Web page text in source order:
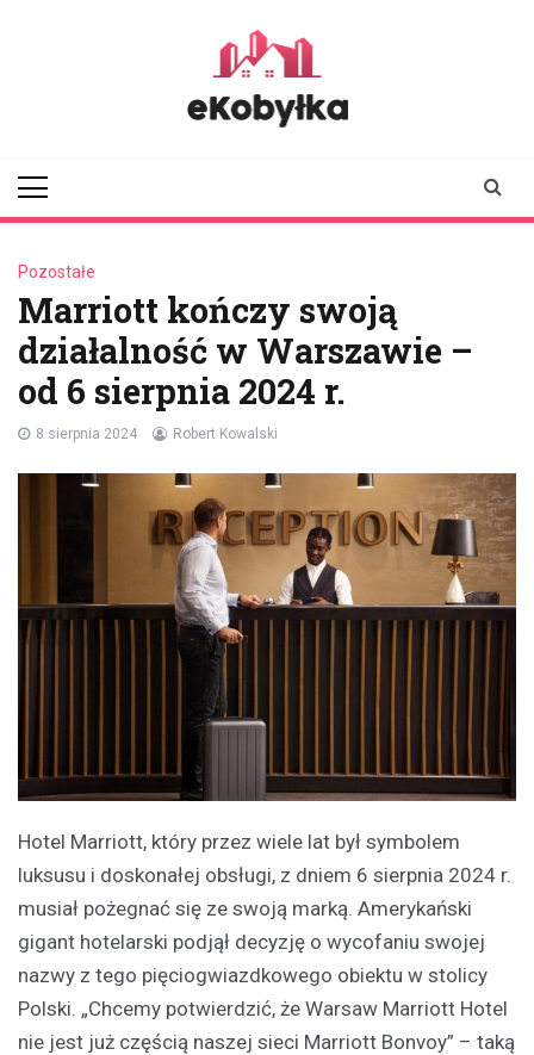
Pozostałe
Marriott kończy swoją
działalność w Warszawie –
od 6 sierpnia 2024 r.
8 sierpnia 2024 Robert Kowalski
Hotel Marriott, który przez wiele lat był symbolem
luksusu i doskonałej obsługi, z dniem 6 sierpnia 2024 r.
musiał pożegnać się ze swoją marką. Amerykański
gigant hotelarski podjął decyzję o wycofaniu swojej
nazwy z tego pięciogwiazdkowego obiektu w stolicy
Polski. „Chcemy potwierdzić, że Warsaw Marriott Hotel
nie jest już częścią naszej sieci Marriott Bonvoy” – taką